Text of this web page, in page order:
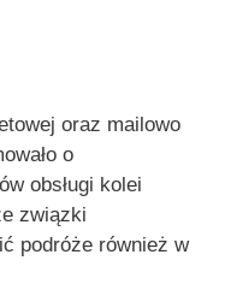
oraz mailowo
o
obsługi kolei
związki
podróże również w